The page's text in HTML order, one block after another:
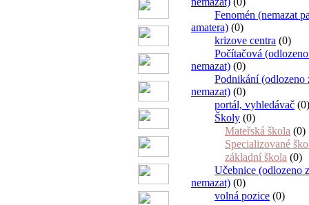
Fenomén (nemazat
amatera) (0)
krizove centra (0)
Počítačová
nemazat) (0)
Podnikání (odlozeno
nemazat) (0)
portál, vyhledávač (0)
Školy (0)
Mateřská škola (0)
Specializované
základní škola (0)
Učebnice (odlozeno
nemazat) (0)
volná pozice (0)